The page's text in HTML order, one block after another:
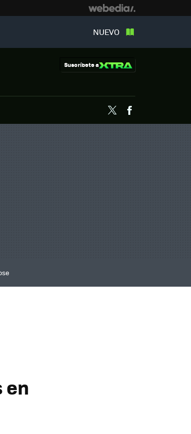
NUEVO
Suscríbete a
Twitter